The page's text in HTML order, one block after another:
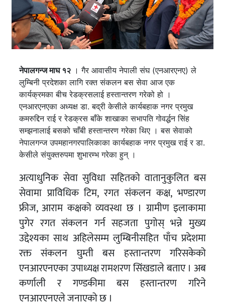
नेपालगन्ज माघ १२ । गैर आवासीय नेपाली संघ (एनआरएनए) ले
लुम्बिनी प्रदेशका लागि रक्त संकलन बस सेवा आज एक
कार्यक्रमका बीच रेडक्रसलाई हस्तान्तरण गरेको हो ।
एनआरएनएका अध्यक्ष डा. बद्री केसीले कार्यबहाक नगर प्रमुख
कमरुद्दिन राई र रेडक्रस बाँके शाखाका सभापति गोवर्द्धन सिंह
सम्झनालाई बसको चाँबी हस्तान्तरण गरेका थिए । बस सेवाको
नेपालगन्ज उपमहानगरपालिकाका कार्यबहाक नगर प्रमुख राई र डा.
केसीले संयुक्तरुपमा शुभारम्भ गरेका हुन् ।
अत्याधुनिक सेवा सुविधा सहितको वातानुकुलित बस
सेवामा प्राविधिक टिम, रगत संकलन कक्ष, भण्डारण
फ्रीज, आराम कक्षको व्यवस्था छ । ग्रामीण इलाकामा
पुगेर रगत संकलन गर्न सहजता पुगोस् भन्ने मुख्य
उद्देश्यका साथ अहिलेसम्म लुम्बिनीसहित पाँच प्रदेशमा
रक्त संकलन घुम्ती बस हस्तान्तरण गरिसकेको
एनआरएनएका उपाध्यक्ष रामशरण सिंखडाले बताए । अब
कर्णाली र गण्डकीमा बस हस्तान्तरण गरिने
एनआरएनएले जनाएको छ ।